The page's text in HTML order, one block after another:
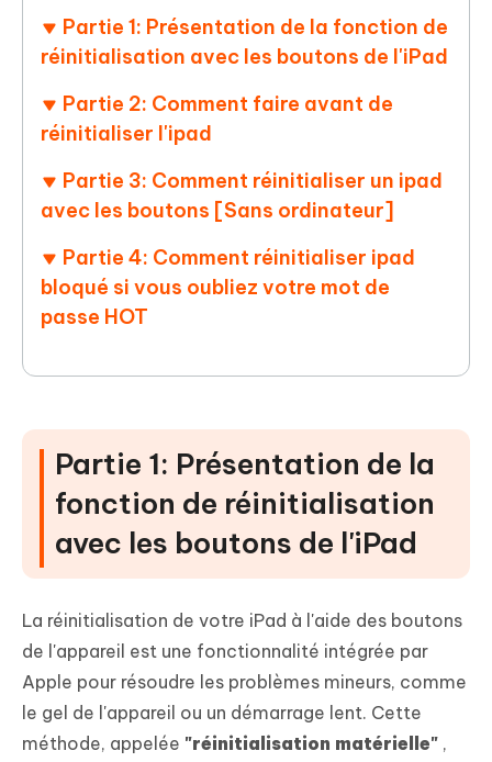
Partie 1: Présentation de la fonction de
réinitialisation avec les boutons de l'iPad
Partie 2: Comment faire avant de
réinitialiser l'ipad
Partie 3: Comment réinitialiser un ipad
avec les boutons [Sans ordinateur]
Partie 4: Comment réinitialiser ipad
bloqué si vous oubliez votre mot de
passe HOT
Partie 1: Présentation de la
fonction de réinitialisation
avec les boutons de l'iPad
La réinitialisation de votre iPad à l'aide des boutons
de l'appareil est une fonctionnalité intégrée par
Apple pour résoudre les problèmes mineurs, comme
le gel de l'appareil ou un démarrage lent. Cette
méthode, appelée "réinitialisation matérielle" ,